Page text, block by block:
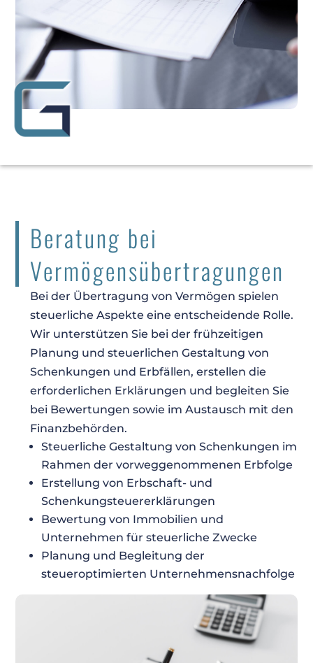
Beratung bei
Vermögensübertragungen
Bei der Übertragung von Vermögen spielen
steuerliche Aspekte eine entscheidende Rolle.
Wir unterstützen Sie bei der frühzeitigen
Planung und steuerlichen Gestaltung von
Schenkungen und Erbfällen, erstellen die
erforderlichen Erklärungen und begleiten Sie
bei Bewertungen sowie im Austausch mit den
Finanzbehörden.
Steuerliche Gestaltung von Schenkungen im
Rahmen der vorweggenommenen Erbfolge
Erstellung von Erbschaft- und
Schenkungsteuererklärungen
Bewertung von Immobilien und
Unternehmen für steuerliche Zwecke
Planung und Begleitung der
steueroptimierten Unternehmensnachfolge